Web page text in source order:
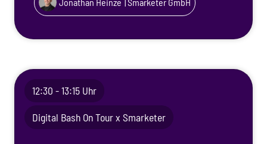
12:30 - 13:15 Uhr
Digital Bash On Tour x Smarketer